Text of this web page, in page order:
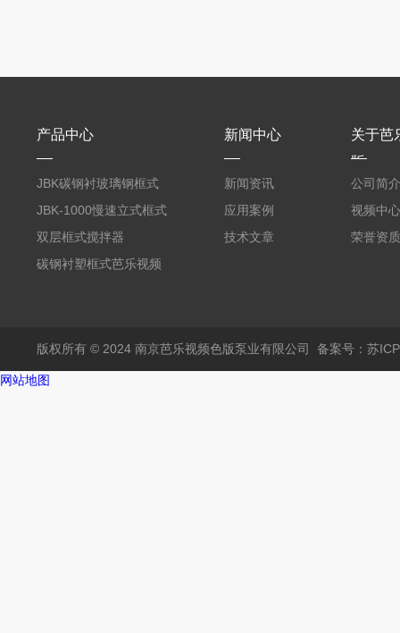
产品中心
JBK碳钢衬玻璃钢框式
芭乐视频APP黄
JBK-1000慢速立式框式
芭乐视频APP黄
双层框式搅拌器
碳钢衬塑框式芭乐视频
新闻中心
新闻资讯
应用案例
技术文章
关于芭
版
公司简介
视频中心
荣誉资质
版权所有 © 2024 南京芭乐视频色版泵业有限公司 备案号：
网站地图